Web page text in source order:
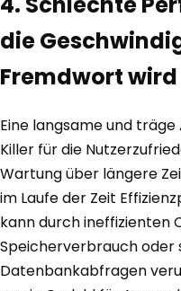
die
Fremdwort wird
Eine langsame und
Killer für die
Wartung über längere
im Laufe der Zeit
kann durch ineffizienten
Speicherverbrauch
Datenbankabfragen